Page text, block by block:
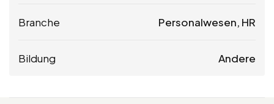
Branche Personalwesen, HR
Bildung Andere